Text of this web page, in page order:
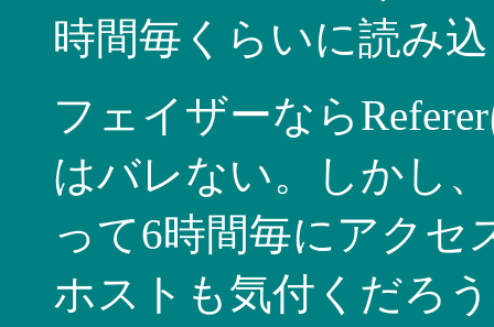
時間毎くらいに読み
フェイザーなら
はバレない。しかし
って6時間毎にアクセ
ホストも気付くだろ